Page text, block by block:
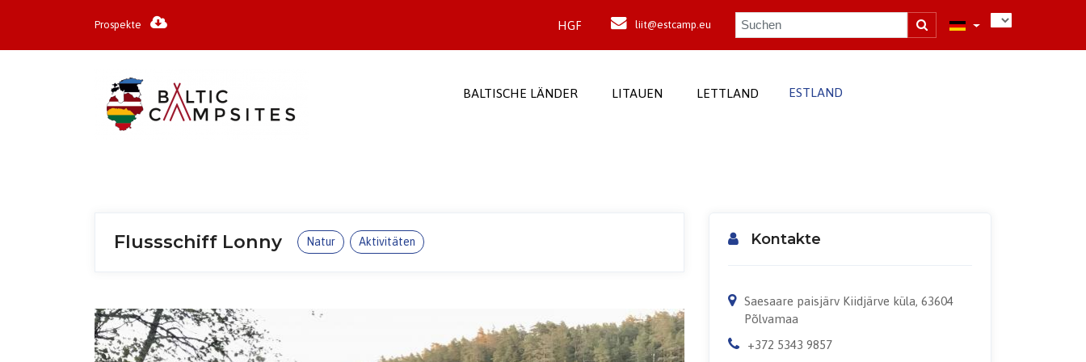
Prospekte HGF liit@estcamp.eu
BALTISCHE LÄNDER LITAUEN LETTLAND ESTLAND
Flussschiff Lonny Natur Aktivitäten Kontakte
Saesaare paisjärv Kiidjärve küla, 63604
Põlvamaa
+372 5343 9857